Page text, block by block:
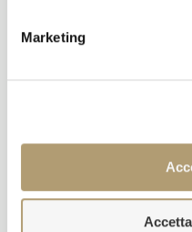
MarketingLeggi tutto